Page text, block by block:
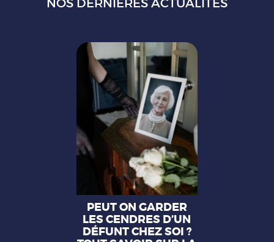
NOS DERNIÈRES ACTUALITÉS
PEUT ON GARDER
LES CENDRES D’UN
DÉFUNT CHEZ SOI ?